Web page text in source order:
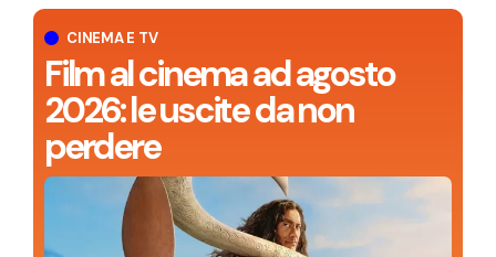
CINEMA E TV
Film al cinema ad agosto
2026: le uscite da non
perdere